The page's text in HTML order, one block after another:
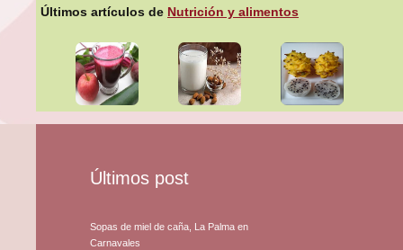
Últimos artículos de Nutrición y alimentos
Últimos post
Sopas de miel de caña, La Palma en
Carnavales